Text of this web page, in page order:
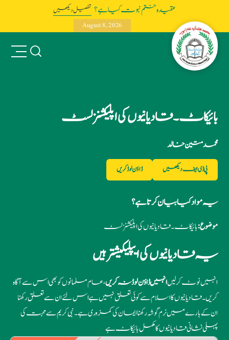
August 8, 2026
عقیدہ ختم نبوت کیا ہے؟ تفصیل دیکھیں
بائیکاٹ ۔قادیانیوں کی اپلیکشنز لسٹ
محمد متین خالد
پی ڈی ایف دیکھیں ڈاؤن لوڈ کریں
یہ مواد کیا بیان کرتا ہے؟
موضوع:بائیکاٹ ۔قادیانیوں کی اپلیکشنز لسٹ
یہ قادیانیوں کی ایپلیکیشتر ہیں
انہیں نوٹ کرلیںانہیں ڈاؤن لوڈ نہ کریں، عام مسلمانوں کو بھی اس سے آگاہ
کریں ۔ قادیانیوں کا اسلام سے کوئی تعلق نہیں ہے اس لئے ان سے تعلق رکھنا
ان کے بارے میں نرم گوشہ رکھنا ایمان کی کمزوری ہے ۔ نبی کریم سے محبت کی
پہلی نشانی قادیانیوں کا مکمل بائیکاٹ ہے